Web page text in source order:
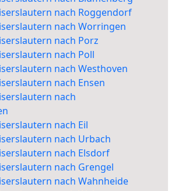
nach Roggendorf
nach Worringen
nach Porz
nach Poll
nach Westhoven
nach Ensen
nach
nach Eil
nach Urbach
nach Elsdorf
nach Grengel
nach Wahnheide